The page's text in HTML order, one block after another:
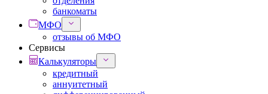
банкоматы
МФО
отзывы об МФО
Сервисы
Калькуляторы
кредитный
аннуитетный